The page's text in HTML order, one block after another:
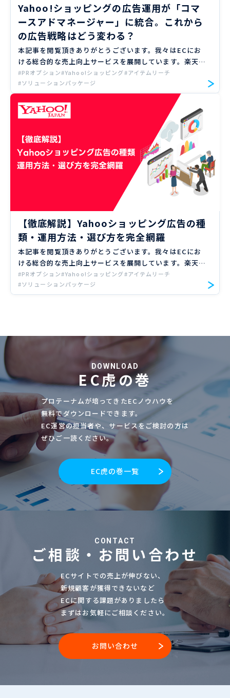
Yahoo!ショッピングの広告運用が「コマ
ースアドマネージャー」に統合。これから
の広告戦略はどう変わる？
本記事を閲覧頂きありがとうございます。我々はECにお
ける総合的な売上向上サービスを展開しています。楽天、
Amazon、Yahoo!ショッピングの大手ECモールや自社サ
イトのご支援実績のもと、EC売上向上のノウハウをお届
け […]
#PRオプション#Yahoo!ショッピング#アイテムリーチ
#ソリューションパッケージ
【徹底解説】Yahooショッピング広告の種
類・運用方法・選び方を完全網羅
本記事を閲覧頂きありがとうございます。我々はECにお
ける総合的な売上向上サービスを展開しています。楽天、
Amazon、Yahoo!ショッピングの大手ECモールや自社サ
イトのご支援実績のもと、EC売上向上のノウハウをお届
け […]
#PRオプション#Yahoo!ショッピング#アイテムリーチ
#ソリューションパッケージ
DOWNLOAD
EC虎の巻
プロテーナムが培ってきたECノウハウを
無料でダウンロードできます。
EC運営の担当者や、サービスをご検討の方は
ぜひご一読ください。
EC虎の巻一覧
CONTACT
ご相談・お問い合わせ
ECサイトでの売上が伸びない、
新規顧客が獲得できないなど
ECに関する課題がありましたら
まずはお気軽にご相談ください。
お問い合わせ